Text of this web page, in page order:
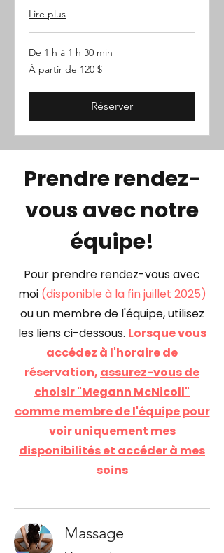
Lire plus
De 1 h à 1 h 30 min
À
partir
À partir de 120 $
Réserver
Prendre rendez-
vous avec notre
équipe!
Pour prendre rendez-vous avec
moi (disponible à la fin juillet 2025)
ou un membre de l'équipe, utilisez
les liens ci-dessous. Lorsque vous
accédez à l'horaire de
réservation, assurez-vous de
choisir "Megann McNicoll"
comme membre de l'équipe pour
voir uniquement mes
disponibilités et accéder à mes
soins
Massage